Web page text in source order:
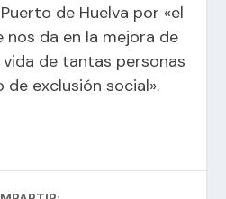
de Huelva por «el
nos da en la mejora de
de tantas personas
exclusión social».